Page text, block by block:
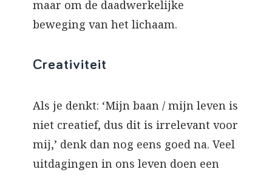
maar om de daadwerkelijke
beweging van het lichaam.
Creativiteit
Als je denkt: ‘Mijn baan / mijn leven is
niet creatief, dus dit is irrelevant voor
mij,’ denk dan nog eens goed na. Veel
uitdagingen in ons leven doen een